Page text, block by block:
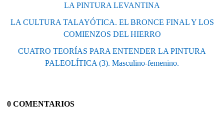
LA PINTURA LEVANTINA
LA CULTURA TALAYÓTICA. EL BRONCE FINAL Y LOS
COMIENZOS DEL HIERRO
CUATRO TEORÍAS PARA ENTENDER LA PINTURA
PALEOLÍTICA (3). Masculino-femenino.
0 COMENTARIOS